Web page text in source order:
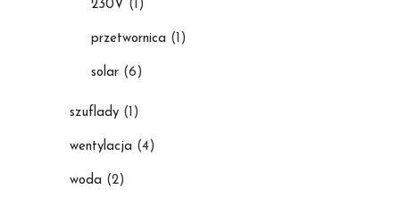
230V (1)
przetwornica (1)
solar (6)
szuflady (1)
wentylacja (4)
woda (2)